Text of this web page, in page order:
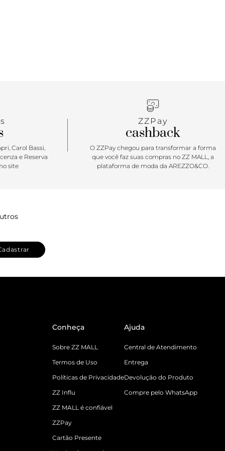
Carol Bassi,
e Reserva
site
ZZPay
cashback
O ZZPay chegou para transformar a forma
que você faz suas compras no ZZ MALL, a
plataforma de moda da AREZZO&CO.
Conheça
Sobre ZZ MALL
Termos de Uso
Políticas de Privacidade
ZZ Influ
ZZ MALL é confiável
ZZPay
Cartão Presente
Ajuda
Central de Atendimento
Entrega
Devolução do Produto
Compre pelo WhatsApp